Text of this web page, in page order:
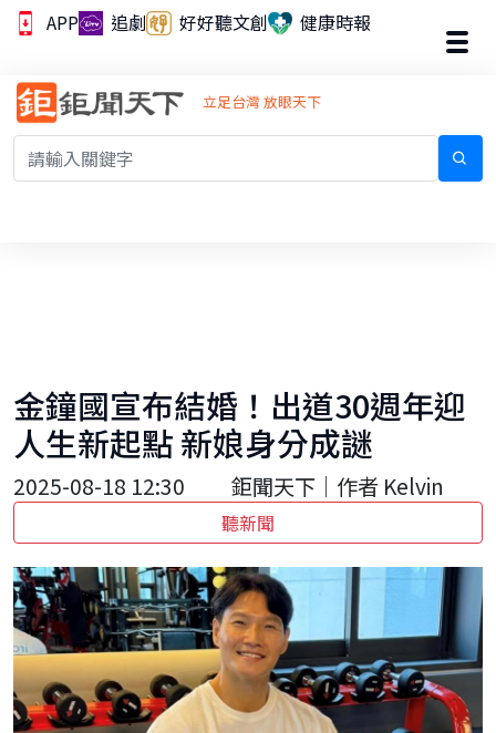
APP 追劇 好好聽文創 健康時報
立足台灣 放眼天下
金鐘國宣布結婚！出道30週年迎
人生新起點 新娘身分成謎
2025-08-18 12:30 鉅聞天下｜作者 Kelvin
聽新聞